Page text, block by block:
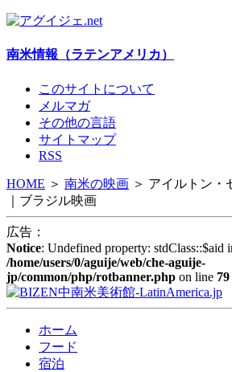
南米情報（ラテンアメリカ）
このサイトについて
メルマガ
その他の言語
サイトマップ
RSS
HOME ＞ 南米の映画 ＞ アイルトン・
｜ブラジル映画
広告：
Notice: Undefined property: stdClass::$aid
/home/users/0/aguije/web/che-aguije-
jp/common/php/rotbanner.php on line 79
ホーム
フード
宿泊